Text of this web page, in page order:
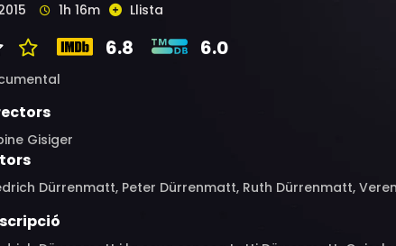
1h 16m Llista
6.8 6.0
Gisiger
Dürrenmatt, Peter Dürrenmatt, Ruth Dürrenmatt,